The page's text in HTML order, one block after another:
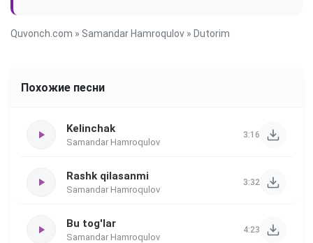
Quvonch.com » Samandar Hamroqulov » Dutorim
Похожие песни
Kelinchak
Samandar Hamroqulov
3:16
Rashk qilasanmi
Samandar Hamroqulov
3:32
Bu tog'lar
Samandar Hamroqulov
4:23